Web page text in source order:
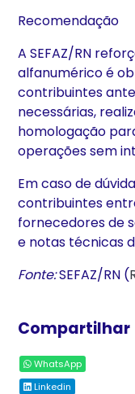
Recomendação
A SEFAZ/RN
alfanumérico é
contribuintes
necessárias,
homologação
operações sem
Em caso de
contribuintes
fornecedores de
e notas técnicas
Fonte:SEFAZ/RN (
Compartilhar
WhatsApp
Linkedin